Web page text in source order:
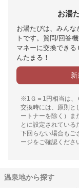
お湯
お湯たびは、みんな
トです。質問/回答
マネーに交換でき
んたまる！
※1Ｇ＝1円相当は、
交換時には、原則と
ートナーを除く）ま
とに設定されている
下回らない場合も
ージをご確認くださ
温泉地から探す